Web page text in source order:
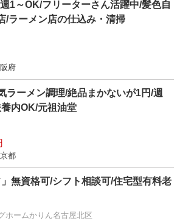
1～OK/フリーターさん活躍中/髪色自
/ラーメン店の仕込み・清掃
府
ラーメン調理/絶品まかないが1円/週
内OK/元祖油堂
都
」無資格可/シフト相談可/住宅型有料老
ホームかりん名古屋北区